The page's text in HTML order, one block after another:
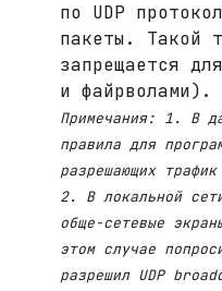
по UDP
пакеты. Такой
запрещается
и файрволами).
Примечания: 1. В
правила для
разрешающих
2. В локальной
обще-сетевые
этом случае
разрешил UDP